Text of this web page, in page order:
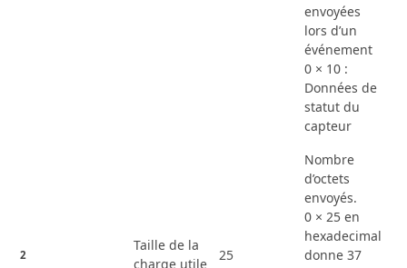
envoyées
lors d’un
événement
0 × 10 :
Données de
statut du
capteur
2
Taille de la
charge utile
25
Nombre
d’octets
envoyés.
0 × 25 en
hexadecimal
donne 37